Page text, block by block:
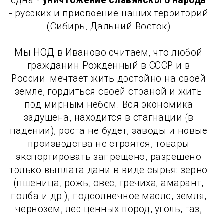
- русских и присвоение наших территорий
(Сибирь, Дальний Восток)
Мы НОД в Иваново считаем, что любой
гражданин Рожденный в СССР и в
России, мечтает жить достойно на своей
земле, гордиться своей страной и жить
под мирным небом. Вся экономика
задушена, находится в стагнации (в
падении), роста не будет, заводы и новые
производства не строятся, товары
экспортировать запрещено, разрешено
только выплата дани в виде сырья: зерно
(пшеница, рожь, овес, гречиха, амарант,
полба и др.), подсолнечное масло, земля,
чернозём, лес ценных пород, уголь, газ,